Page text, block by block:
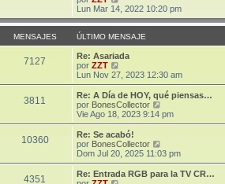
m
e
n
s
a
t
m
m
s
j
e
e
r
ú
l
t
i
o
m
e
n
s
j
e
Lun Mar 14, 2022 10:20 pm
MENSAJES ÚLTIMO MENSAJE
7127
Re: Asariada
por ZZT
e
r
ú
l
t
m
o
m
e
s
Lun Nov 27, 2023 12:30 am
3811
Re: A Día de HOY, qué piensas…
por BonesCollector
e
r
t
o
Vie Ago 18, 2023 9:14 pm
10360
Re: Se acabó!
por BonesCollector
e
r
ú
Dom Jul 20, 2025 11:03 pm
4351
Re: Entrada RGB para la TV CR…